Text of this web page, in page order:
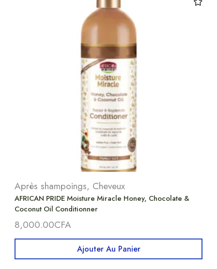
Après shampoings, Cheveux
AFRICAN PRIDE Moisture Miracle Honey, Chocolate &
Coconut Oil Conditionner
8,000.00CFA
Ajouter Au Panier